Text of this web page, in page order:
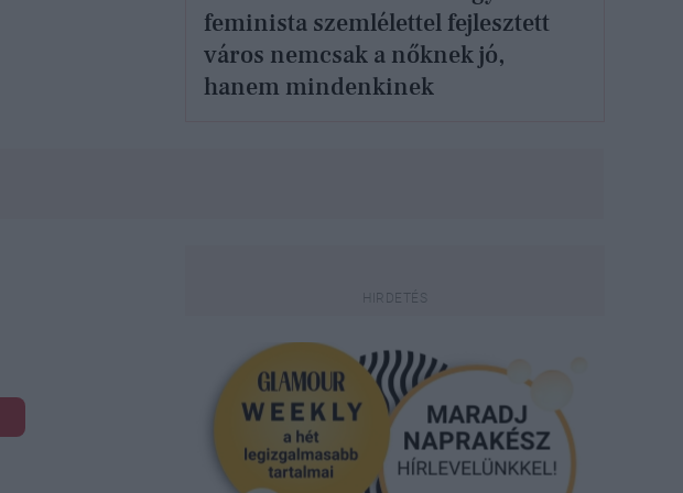
feminista szemlélettel fejlesztett
város nemcsak a nőknek jó,
hanem mindenkinek